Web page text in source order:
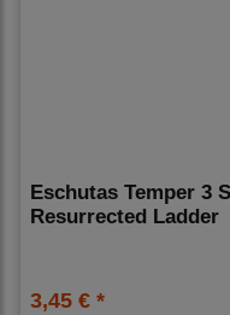
Eschutas Temper 3
Resurrected Ladder
3,45 € *